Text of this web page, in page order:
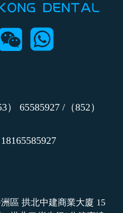
） 65585927 /（852）
區 拱北中建商業大廈 15